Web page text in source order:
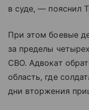
в суде, — пояснил
При этом боевые
за пределы
СВО. Адвокат
область, где
дни вторжения